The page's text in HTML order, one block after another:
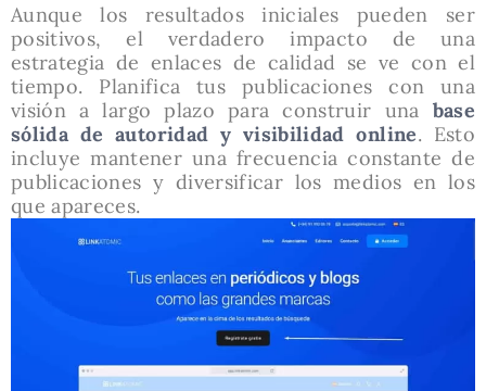
Aunque los resultados iniciales pueden ser
positivos, el verdadero impacto de una
estrategia de enlaces de calidad se ve con el
tiempo. Planifica tus publicaciones con una
visión a largo plazo para construir una base
sólida de autoridad y visibilidad online. Esto
incluye mantener una frecuencia constante de
publicaciones y diversificar los medios en los
que apareces.